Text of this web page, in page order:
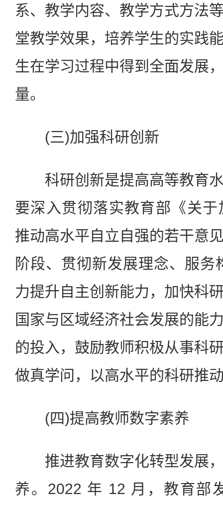
系、教学内容、教学方式方法
堂教学效果，培养学生的实践
生在学习过程中得到全面发展
量。
(三)加强科研创新
科研创新是提高高等教育水
要深入贯彻落实教育部《关
推动高水平自立自强的若干意
阶段、贯彻新发展理念、服务
力提升自主创新能力，加快科
国家与区域经济社会发展的能
的投入，鼓励教师积极从事科
做真学问，以高水平的科研推
(四)提高教师数字素养
推进教育数字化转型发展，
养。2022 年 12 月，教育部